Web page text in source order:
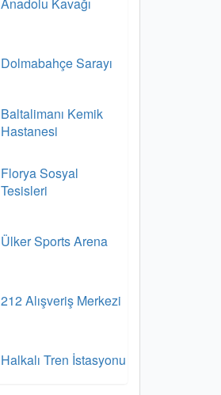
Dolmabahçe Sarayı
Baltalimanı Kemik
Hastanesi
Florya Sosyal
Tesisleri
Ülker Sports Arena
212 Alışveriş Merkezi
Halkalı Tren İstasyonu